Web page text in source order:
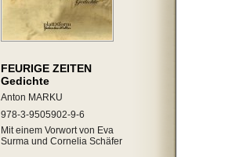
FEURIGE ZEITEN
Gedichte
Anton MARKU
978-3-9505902-9-6
Mit einem Vorwort von Eva
Surma und Cornelia Schäfer